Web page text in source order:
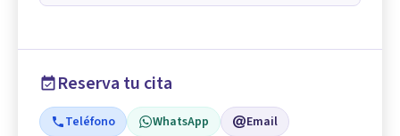
Reserva tu cita
Teléfono WhatsApp Email